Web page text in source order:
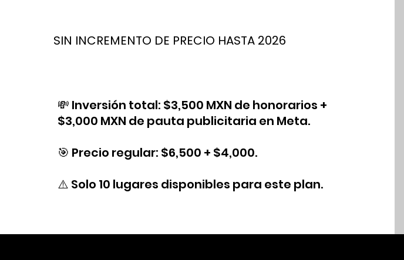
SIN INCREMENTO DE PRECIO HASTA 2026
💸 Inversión total: $3,500 MXN de honorarios +
$3,000 MXN de pauta publicitaria en Meta.
🎯 Precio regular: $6,500 + $4,000.
⚠️ Solo 10 lugares disponibles para este plan.